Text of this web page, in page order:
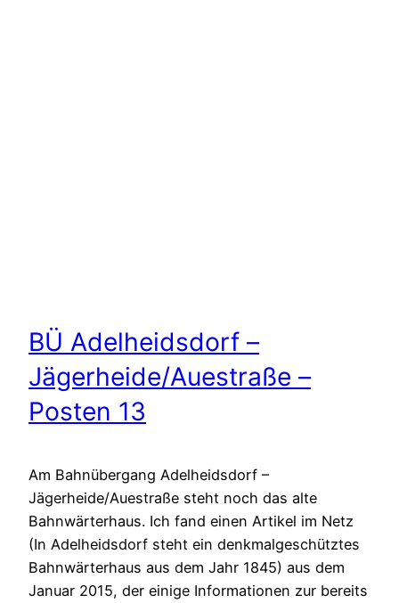
BÜ Adelheidsdorf –
Jägerheide/Auestraße –
Posten 13
Am Bahnübergang Adelheidsdorf –
Jägerheide/Auestraße steht noch das alte
Bahnwärterhaus. Ich fand einen Artikel im Netz
(In Adelheidsdorf steht ein denkmalgeschütztes
Bahnwärterhaus aus dem Jahr 1845) aus dem
Januar 2015, der einige Informationen zur bereits